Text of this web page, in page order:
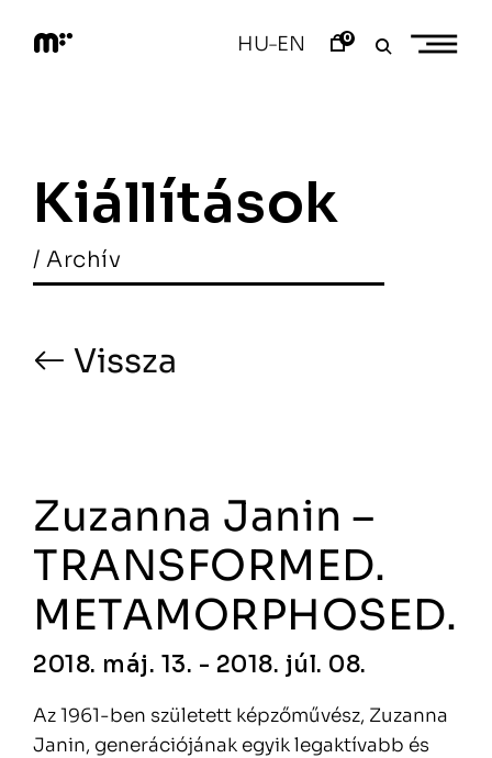
content
r
HU–EN 0
Kiállítások
/ Archív
Vissza
Zuzanna Janin –
TRANSFORMED.
METAMORPHOSED.
2018. máj. 13. - 2018. júl. 08.
Az 1961-ben született képzőművész, Zuzanna
Janin, generációjának egyik legaktívabb és